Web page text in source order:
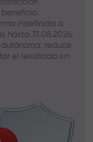
indefinida a
hasta 31.08.2026.
reduce
el resultado sin